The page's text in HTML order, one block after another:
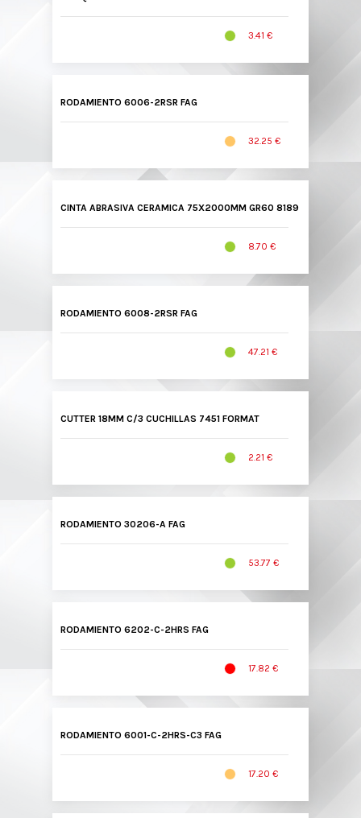
3.41 €
RODAMIENTO 6006-2RSR FAG
32.25 €
CINTA ABRASIVA CERAMICA 75X2000MM GR60 8189 VSM
8.70 €
RODAMIENTO 6008-2RSR FAG
47.21 €
CUTTER 18MM C/3 CUCHILLAS 7451 FORMAT
2.21 €
RODAMIENTO 30206-A FAG
53.77 €
RODAMIENTO 6202-C-2HRS FAG
17.82 €
RODAMIENTO 6001-C-2HRS-C3 FAG
17.20 €